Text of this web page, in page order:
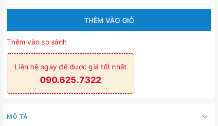
THÊM VÀO GIỎ
Thêm vào so sánh
Liên hệ ngay để được giá tốt nhất
090.625.7322
MÔ TẢ